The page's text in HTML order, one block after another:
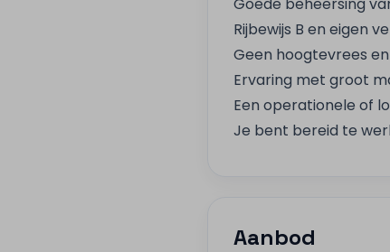
Rijbewijs B en eigen
Geen hoogtevrees
Ervaring met groot
Een operationele of
Je bent bereid te
Aanbod